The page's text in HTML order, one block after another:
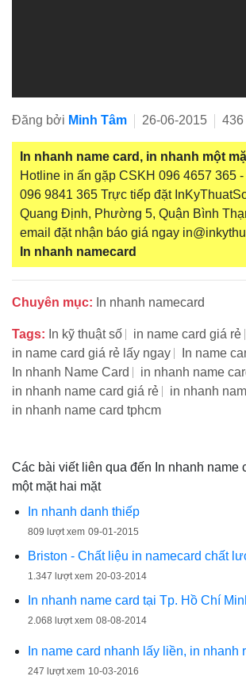
Đăng bởi Minh Tâm 26-06-2015
In nhanh name card, in nhanh một
Hotline in ấn gặp CSKH 096 4657 365
096 9841 365 Trực tiếp đặt
Quang Định, Phường 5, Quận Bình
email đặt nhận báo giá ngay
In nhanh namecard
Chuyên mục: In nhanh namecard
Tags: In kỹ thuật số
in name card giá rẻ
in name card giá rẻ lấy ngay
In name
In nhanh Name Card
in nhanh name
in nhanh name card giá rẻ
in nhanh
in nhanh name card tphcm
Các bài viết liên qua đến In nhanh name
một mặt hai mặt
In nhanh danh thiếp
809 lượt xem 09-01-2015
Briston - Chất liệu in namecard chất
1.347 lượt xem 20-03-2014
In nhanh name card tại Tp. Hồ Chí
2.068 lượt xem 08-08-2014
In name card nhanh lấy liền, in nhanh
247 lượt xem 10-03-2016